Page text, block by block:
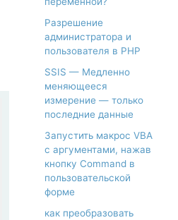
Разрешение
администратора и
пользователя в PHP
SSIS — Медленно
меняющееся
измерение — только
последние данные
Запустить макрос VBA
с аргументами, нажав
кнопку Command в
пользовательской
форме
как преобразовать